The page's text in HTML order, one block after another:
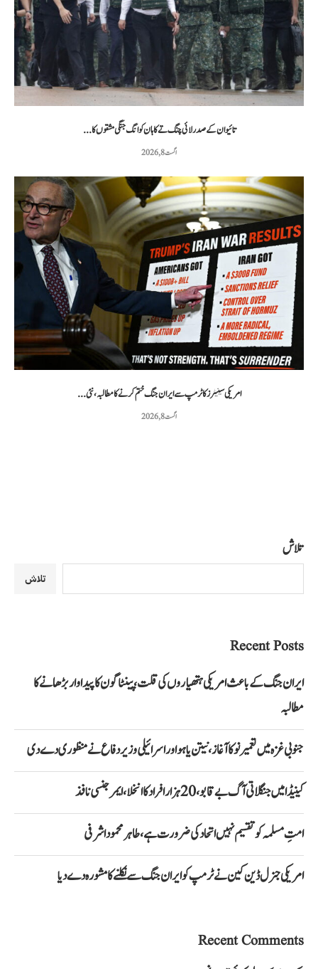
تائیوان کے صدر لائی چنگ تے کا ہان کوانگ جنگی مشقوں کا...
اگست 8, 2026
امریکی سینیٹرز کا ٹرمپ سے ایران جنگ ختم کرنے کا مطالبہ، نئی...
اگست 8, 2026
تلاش
تلاش
Recent Posts
ایران جنگ کے باعث امریکی ہتھیاروں کی قلت، پینٹاگون کا پیداوار بڑھانے کا
مطالبہ
جنوبی غزہ میں تعمیر نو کا آغاز، نیتن یاہو اور اسرائیلی وزیر دفاع نے منظوری دے دی
کینیڈا میں جنگلاتی آگ بے قابو، 20 ہزار افراد کا انخلا، ایمرجنسی نافذ
امتِ مسلمہ کو تقسیم نہیں اتحاد کی ضرورت ہے، طاہر محمود اشرفی
امریکی جنرل ڈین کین نے ٹرمپ کو ایران جنگ سے نکلنے کا مشورہ دے دیا
Recent Comments